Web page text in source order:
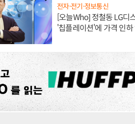
전자·전기·정보통신
[오늘Who] 정철동 LG디
'칩플레이션'에 가격 인